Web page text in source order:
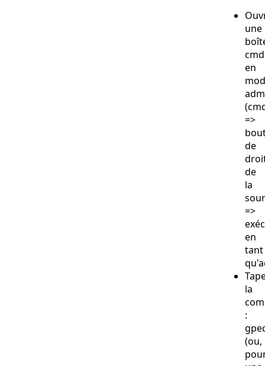
une
cmd
en
=>
de
de
la
=>
en
tant
la
:
(ou,